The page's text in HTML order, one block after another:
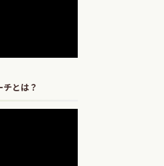
とは？